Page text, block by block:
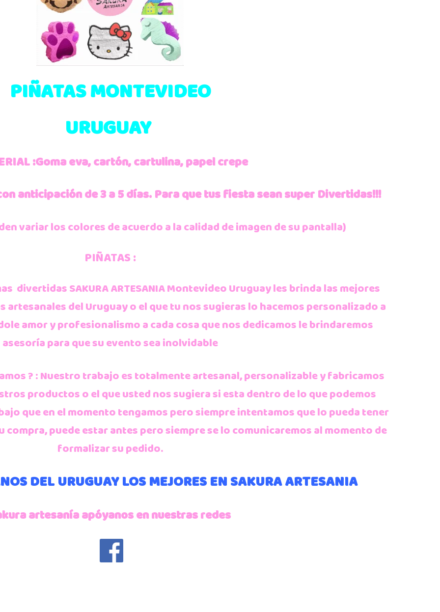
PIÑATAS MONTEVIDEO
URUGUAY
:Goma eva, cartón, cartulina, papel crepe
anticipación de 3 a 5 días.Para que tus fiesta sean super Divertidas!!!
variar los colores de acuerdo a la calidad de imagen de su pantalla)
PIÑATAS :
divertidas SAKURA ARTESANIA Montevideo Uruguay les brinda las mejores
artesanales del Uruguay o el que tu nos sugieras lo hacemos personalizado a
amor y profesionalismo a cada cosa que nos dedicamos le brindaremos
asesoría para que su evento sea inolvidable
? : Nuestro trabajo es totalmente artesanal, personalizable y fabricamos
productos o el que usted nos sugiera si esta dentro de lo que podemos
que en el momento tengamos pero siempre intentamos que lo pueda tener
compra, puede estar antes pero siempre se lo comunicaremos al momento de
formalizar su pedido.
DEL URUGUAY LOS MEJORES EN SAKURA ARTESANIA
artesanía apóyanos en nuestras redes